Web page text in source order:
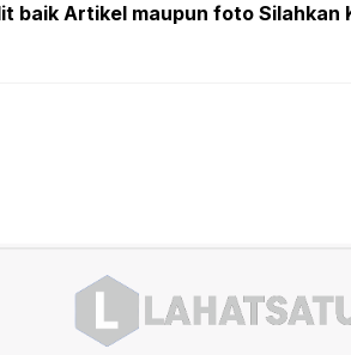
baik Artikel maupun foto Silahkan